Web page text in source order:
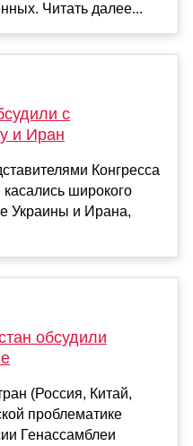
Читать далее...
с
и Иран
Конгресса
широкого
Украины и Ирана,
обсудили
(Россия, Китай,
проблематике
Генассамблеи